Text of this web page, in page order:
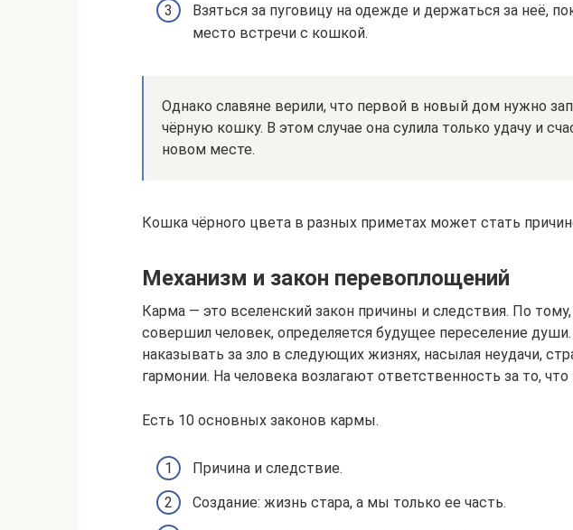
Взяться за пуговицу на одежде и держаться за неё,
место встречи с кошкой.
Однако славяне верили, что первой в новый дом нужно
чёрную кошку. В этом случае она сулила только удачу и
новом месте.
Кошка чёрного цвета в разных приметах может стать
Механизм и закон перевоплощений
Карма — это вселенский закон причины и следствия. По тому,
совершил человек, определяется будущее переселение
наказывать за зло в следующих жизнях, насылая неудачи,
гармонии. На человека возлагают ответственность за то,
Есть 10 основных законов кармы.
Причина и следствие.
Создание: жизнь стара, а мы только ее часть.